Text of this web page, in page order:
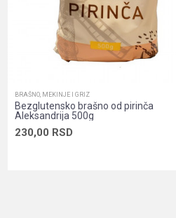
Oblik pakovanja Pet kesa
Unisex
Sadržaj pakovanja Griz
POŠALJI
BRAŠNO, MEKINJE I GRIZ
Bezglutensko brašno od pirinča
Aleksandrija 500g
230,00 RSD